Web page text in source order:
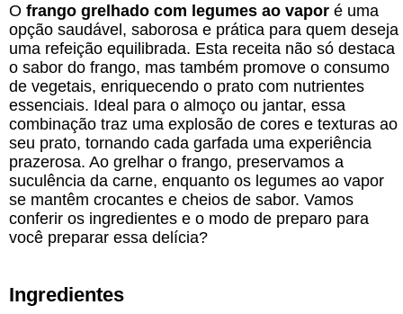
O frango grelhado com legumes ao vapor é uma
opção saudável, saborosa e prática para quem deseja
uma refeição equilibrada. Esta receita não só destaca
o sabor do frango, mas também promove o consumo
de vegetais, enriquecendo o prato com nutrientes
essenciais. Ideal para o almoço ou jantar, essa
combinação traz uma explosão de cores e texturas ao
seu prato, tornando cada garfada uma experiência
prazerosa. Ao grelhar o frango, preservamos a
suculência da carne, enquanto os legumes ao vapor
se mantêm crocantes e cheios de sabor. Vamos
conferir os ingredientes e o modo de preparo para
você preparar essa delícia?
Ingredientes